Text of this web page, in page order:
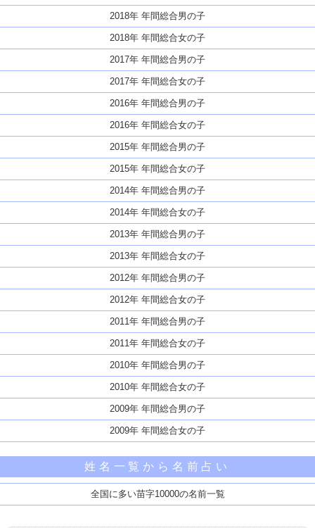
2018年 年間総合男の子
2018年 年間総合女の子
2017年 年間総合男の子
2017年 年間総合女の子
2016年 年間総合男の子
2016年 年間総合女の子
2015年 年間総合男の子
2015年 年間総合女の子
2014年 年間総合男の子
2014年 年間総合女の子
2013年 年間総合男の子
2013年 年間総合女の子
2012年 年間総合男の子
2012年 年間総合女の子
2011年 年間総合男の子
2011年 年間総合女の子
2010年 年間総合男の子
2010年 年間総合女の子
2009年 年間総合男の子
2009年 年間総合女の子
姓名一覧から名前占い
全国に多い苗字10000の名前一覧